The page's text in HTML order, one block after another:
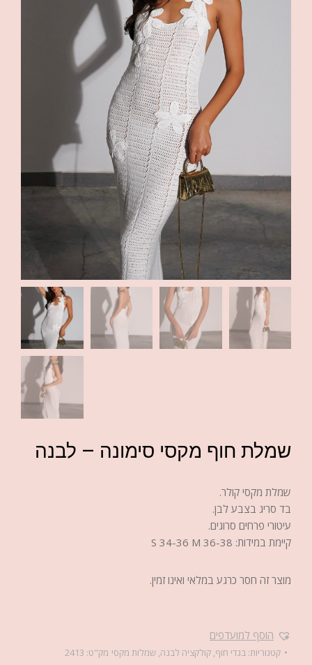
שמלת חוף מקסי סימונה – לבנה
שמלת מקסי קולר.
בד סריג בצבע לבן.
עיטורי פרחים סרוגים.
קיימת במידות: S 34-36 M 36-38
מוצר זה חסר כרגע במלאי ואינו זמין.
הוסף למועדפים
קטגוריות: בגדי חוף, קולקציה לבנה, שמלות מקסי מק"ט: 2413